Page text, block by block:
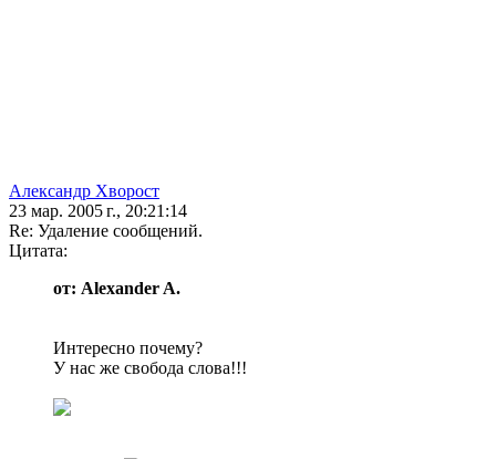
Александр Хворост
23 мар. 2005 г., 20:21:14
Re: Удаление сообщений.
Цитата:
от: Alexander A.
Интересно почему?
У нас же свобода слова!!!